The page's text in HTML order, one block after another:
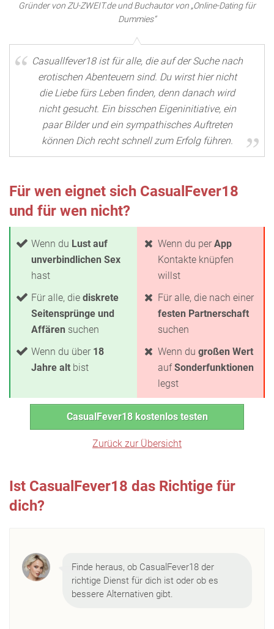
Gründer von ZU-ZWEIT.de und Buchautor von „Online-Dating für
Dummies“
Casuallfever18 ist für alle, die auf der Suche nach
erotischen Abenteuern sind. Du wirst hier nicht
die Liebe fürs Leben finden, denn danach wird
nicht gesucht. Ein bisschen Eigeninitiative, ein
paar Bilder und ein sympathisches Auftreten
können Dich recht schnell zum Erfolg führen.
Für wen eignet sich CasualFever18
und für wen nicht?
Wenn du Lust auf
unverbindlichen Sex
hast
Für alle, die diskrete
Seitensprünge und
Affären suchen
Wenn du über 18
Jahre alt bist
Wenn du per App
Kontakte knüpfen
willst
Für alle, die nach einer
festen Partnerschaft
suchen
Wenn du großen Wert
aufSonderfunktionen
legst
CasualFever18 kostenlos testen
Zurück zur Übersicht
Ist CasualFever18 das Richtige für
dich?
Finde heraus, ob CasualFever18 der
richtige Dienst für dich ist oder ob es
bessere Alternativen gibt.